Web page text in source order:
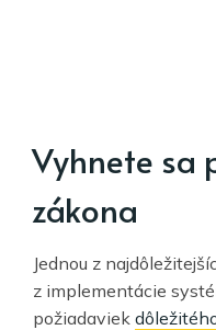
Vyhnete sa
zákona
Jednou z
z implementácie
požiadaviek